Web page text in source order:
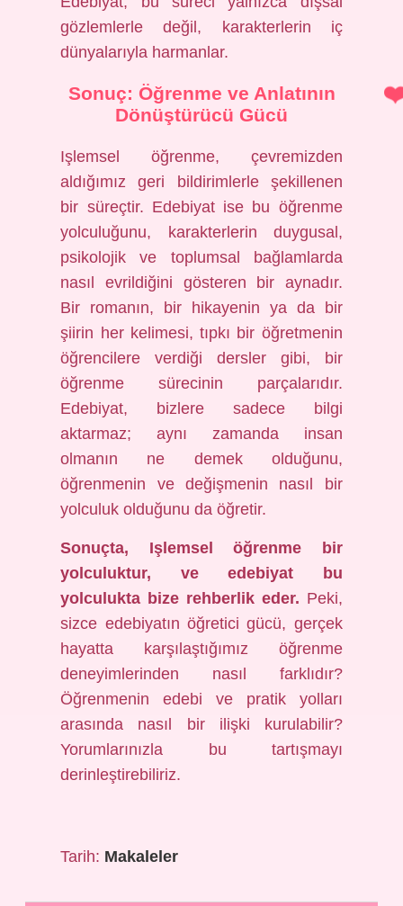
gözlemlerle değil, karakterlerin iç
dünyalarıyla harmanlar.
Sonuç: Öğrenme ve Anlatının
Dönüştürücü Gücü
Işlemsel öğrenme, çevremizden
aldığımız geri bildirimlerle şekillenen
bir süreçtir. Edebiyat ise bu öğrenme
yolculuğunu, karakterlerin duygusal,
psikolojik ve toplumsal bağlamlarda
nasıl evrildiğini gösteren bir aynadır.
Bir romanın, bir hikayenin ya da bir
şiirin her kelimesi, tıpkı bir öğretmenin
öğrencilere verdiği dersler gibi, bir
öğrenme sürecinin parçalarıdır.
Edebiyat, bizlere sadece bilgi
aktarmaz; aynı zamanda insan
olmanın ne demek olduğunu,
öğrenmenin ve değişmenin nasıl bir
yolculuk olduğunu da öğretir.
Sonuçta, Işlemsel öğrenme bir
yolculuktur, ve edebiyat bu
yolculukta bize rehberlik eder. Peki,
sizce edebiyatın öğretici gücü, gerçek
hayatta karşılaştığımız öğrenme
deneyimlerinden nasıl farklıdır?
Öğrenmenin edebi ve pratik yolları
arasında nasıl bir ilişki kurulabilir?
Yorumlarınızla bu tartışmayı
derinleştirebiliriz.
Tarih: Makaleler